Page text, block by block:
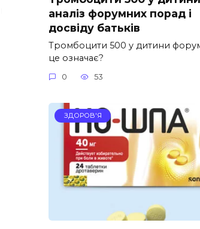
аналіз форумних порад і
досвіду батьків
Тромбоцити 500 у дитини
це означає?
0 53
ЗДОРОВ'Я